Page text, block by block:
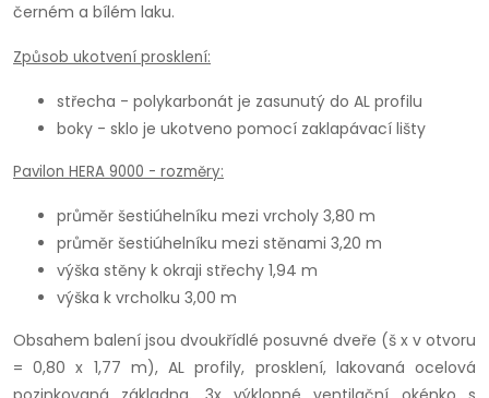
černém a bílém laku.
Způsob ukotvení prosklení:
střecha - polykarbonát je zasunutý do AL profilu
boky - sklo je ukotveno pomocí zaklapávací lišty
Pavilon HERA 9000 - rozměry:
průměr šestiúhelníku mezi vrcholy 3,80 m
průměr šestiúhelníku mezi stěnami 3,20 m
výška stěny k okraji střechy 1,94 m
výška k vrcholku 3,00 m
Obsahem balení jsou dvoukřídlé posuvné dveře (š x v otvoru
= 0,80 x 1,77 m), AL profily, prosklení, lakovaná ocelová